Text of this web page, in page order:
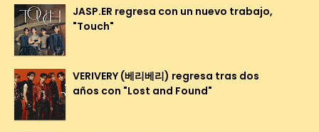
JASP.ER regresa con un nuevo trabajo,
"Touch"
VERIVERY (베리베리) regresa tras dos
años con "Lost and Found"